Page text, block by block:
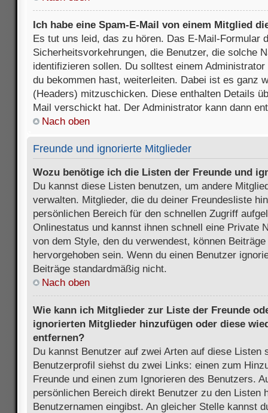
Ich habe eine Spam-E-Mail von einem Mitglied
Es tut uns leid, das zu hören. Das E-Mail-Formular
Sicherheitsvorkehrungen, die Benutzer, die solche
identifizieren sollen. Du solltest einem
du bekommen hast, weiterleiten. Dabei ist es ganz
(Headers) mitzuschicken. Diese enthalten Details
Mail verschickt hat. Der Administrator kann dann
Nach oben
Freunde und ignorierte Mitglieder
Wozu benötige ich die Listen der Freunde und
Du kannst diese Listen benutzen, um andere
verwalten. Mitglieder, die du deiner Freundesliste
persönlichen Bereich für den schnellen Zugriff
Onlinestatus und kannst ihnen schnell eine Private
von dem Style, den du verwendest, können
hervorgehoben sein. Wenn du einen Benutzer
Beiträge standardmäßig nicht.
Nach oben
Wie kann ich Mitglieder zur Liste der Freunde
ignorierten Mitglieder hinzufügen oder diese
entfernen?
Du kannst Benutzer auf zwei Arten auf diese Listen
Benutzerprofil siehst du zwei Links: einen zum
Freunde und einen zum Ignorieren des Benutzers.
persönlichen Bereich direkt Benutzer zu den Listen
Benutzernamen eingibst. An gleicher Stelle kannst